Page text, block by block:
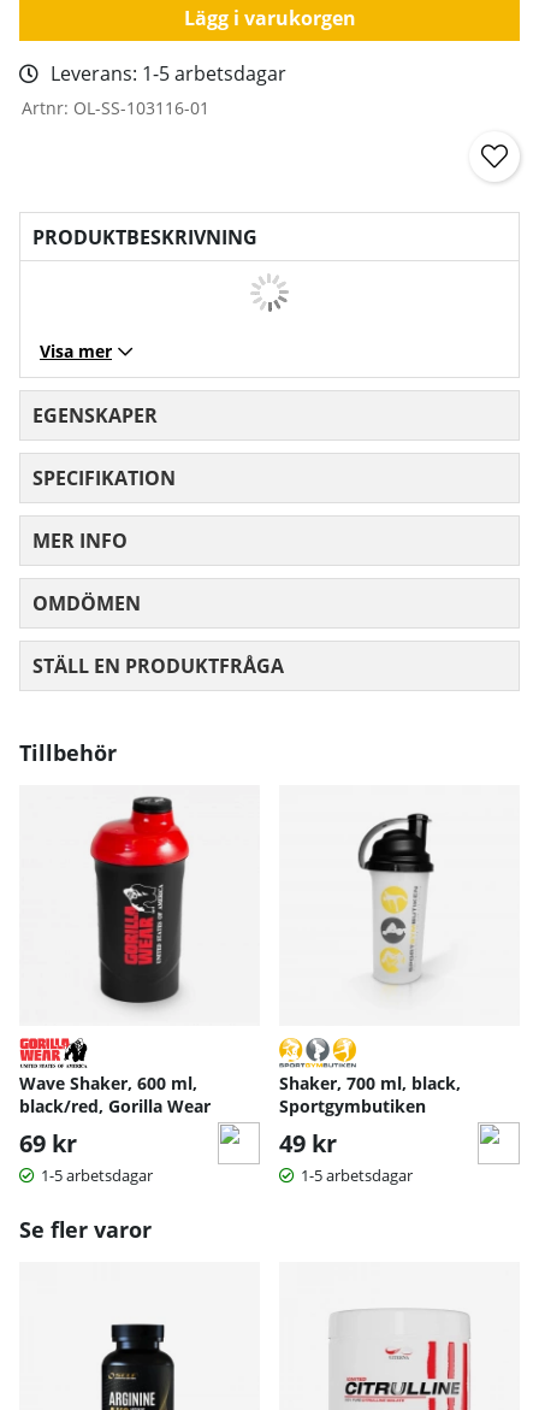
Lägg i varukorgen
Leverans: 1-5 arbetsdagar
Artnr: OL-SS-103116-01
PRODUKTBESKRIVNING
Visa mer
EGENSKAPER
SPECIFIKATION
MER INFO
OMDÖMEN
STÄLL EN PRODUKTFRÅGA
Tillbehör
Wave Shaker, 600 ml,
black/red, Gorilla Wear
69 kr
1-5 arbetsdagar
Shaker, 700 ml, black,
Sportgymbutiken
49 kr
1-5 arbetsdagar
Se fler varor